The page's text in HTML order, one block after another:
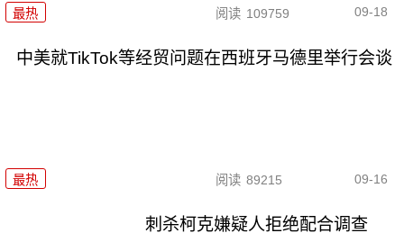
最热 阅读 109759 09-18
中美就TikTok等经贸问题在西班牙马德里举行会谈
最热 阅读 89215 09-16
刺杀柯克嫌疑人拒绝配合调查